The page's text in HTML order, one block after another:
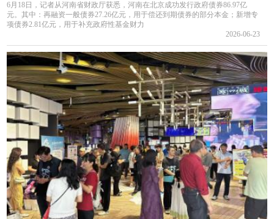
6月18日，记者从河南省财政厅获悉，河南在北京成功发行政府债券86.97亿
元。其中：再融资一般债券27.26亿元，用于偿还到期债券的部分本金；新增专
项债券2.81亿元，用于补充政府性基金财力
2026-06-23